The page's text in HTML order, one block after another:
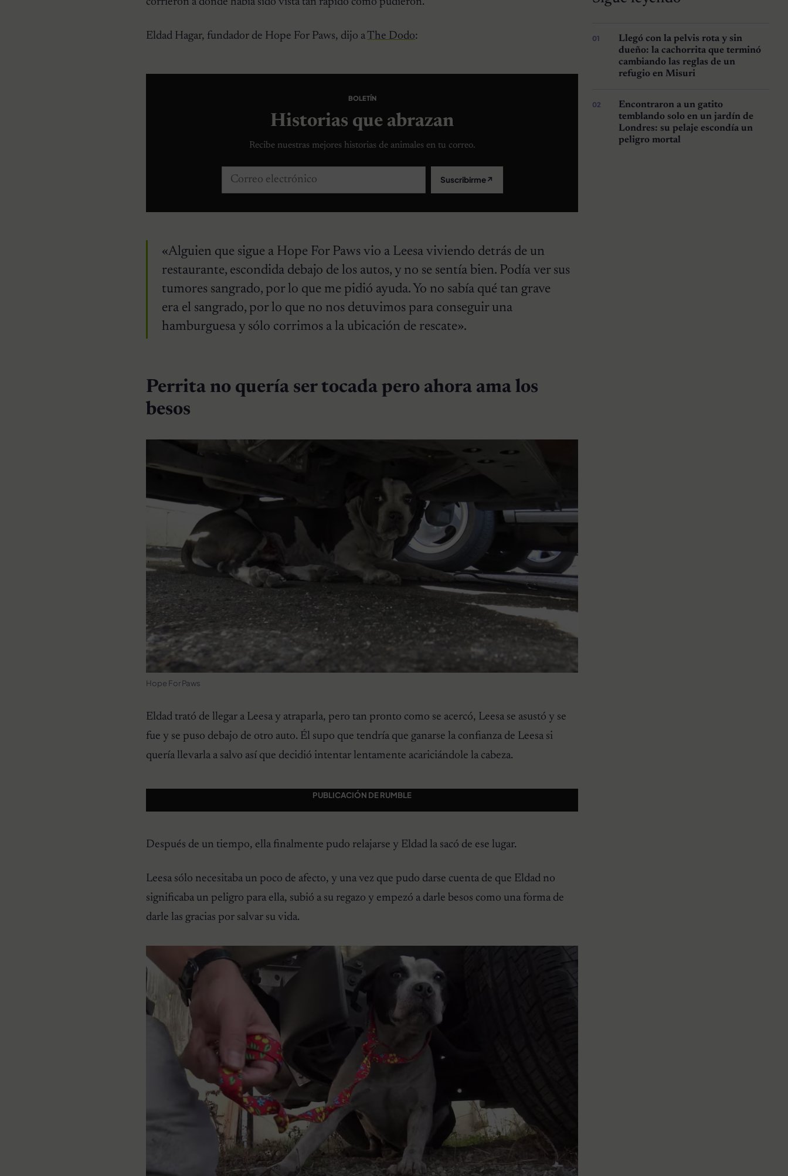
Eldad Hagar, fundador de Hope For Paws, dijo aThe Dodo:
BOLETÍN
Historias que abrazan
Recibe nuestras mejores historias de animales en tu correo.
Correo electrónico Suscribirme↗
«Alguien que sigue a Hope For Paws vio a Leesa viviendo detrás de un
restaurante, escondida debajo de los autos, y no se sentía bien. Podía ver sus
tumores sangrado, por lo que me pidió ayuda. Yo no sabía qué tan grave
era el sangrado, por lo que no nos detuvimos para conseguir una
hamburguesa y sólo corrimos a la ubicación de rescate».
Perrita no quería ser tocada pero ahora ama los
besos
Hope For Paws
Eldad trató de llegar a Leesa y atraparla, pero tan pronto como se acercó, Leesa se asustó y se
fue y se puso debajo de otro auto. Él supo que tendría que ganarse la confianza de Leesa si
quería llevarla a salvo así que decidió intentar lentamente acariciándole la cabeza.
PUBLICACIÓN DE RUMBLE
Después de un tiempo, ella finalmente pudo relajarse y Eldad la sacó de ese lugar.
Leesa sólo necesitaba un poco de afecto, y una vez que pudo darse cuenta de que Eldad no
significaba un peligro para ella, subió a su regazo y empezó a darle besos como una forma de
darle las gracias por salvar su vida.
Llegó con la pelvis rota y sin
dueño: la cachorrita que terminó
cambiando las reglas de un
refugio en Misuri
Encontraron a un gatito
temblando solo en un jardín de
Londres: su pelaje escondía un
peligro mortal